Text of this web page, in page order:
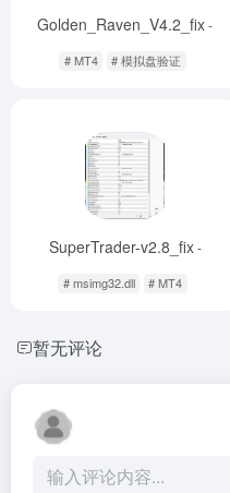
Golden_Raven_V4.2_fix-
# MT4 # 模拟盘验证
SuperTrader-v2.8_fix-
# msimg32.dll # MT4
暂无评论